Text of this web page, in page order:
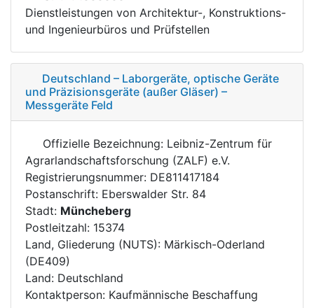
Dienstleistungen von Architektur-, Konstruktions-
und Ingenieurbüros und Prüfstellen
Deutschland – Laborgeräte, optische Geräte
und Präzisionsgeräte (außer Gläser) –
Messgeräte Feld
Offizielle Bezeichnung: Leibniz-Zentrum für
Agrarlandschaftsforschung (ZALF) e.V.
Registrierungsnummer: DE811417184
Postanschrift: Eberswalder Str. 84
Stadt: Müncheberg
Postleitzahl: 15374
Land, Gliederung (NUTS): Märkisch-Oderland
(DE409)
Land: Deutschland
Kontaktperson: Kaufmännische Beschaffung